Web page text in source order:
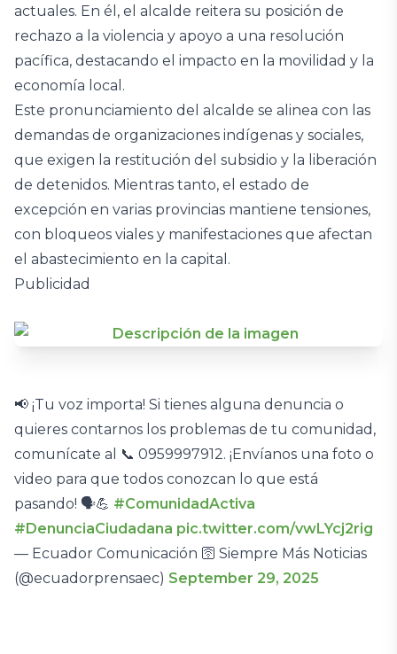
actuales. En él, el alcalde reitera su posición de
rechazo a la violencia y apoyo a una resolución
pacífica, destacando el impacto en la movilidad y la
economía local.
Este pronunciamiento del alcalde se alinea con las
demandas de organizaciones indígenas y sociales,
que exigen la restitución del subsidio y la liberación
de detenidos. Mientras tanto, el estado de
excepción en varias provincias mantiene tensiones,
con bloqueos viales y manifestaciones que afectan
el abastecimiento en la capital.
Publicidad
📢 ¡Tu voz importa! Si tienes alguna denuncia o
quieres contarnos los problemas de tu comunidad,
comunícate al 📞 0959997912. ¡Envíanos una foto o
video para que todos conozcan lo que está
pasando! 🗣️💪 #ComunidadActiva
#DenunciaCiudadana pic.twitter.com/vwLYcj2rig
— Ecuador Comunicación 🛜 Siempre Más Noticias
(@ecuadorprensaec) September 29, 2025